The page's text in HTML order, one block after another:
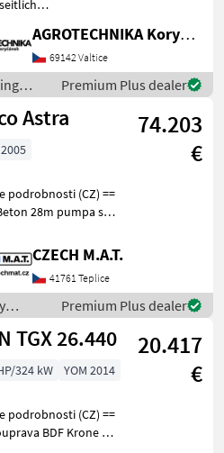
- Heckwalze
- hydr.
der Heckklappe -
Zapfwelle Das Ver
AGROTECHNIKA Koryčánek s.r.o.
69142 Valtice
/
Premium Plus dealer
Astra
74.203
€
podrobnosti (CZ) ==
28m pumpa s
TP STROJe rok
z důvodu nevyužití
CZECH M.A.T.
41761 Teplice
Premium Plus dealer
TGX 26.440
20.417
€
324 kW YOM 2014
podrobnosti (CZ) ==
BDF Krone na